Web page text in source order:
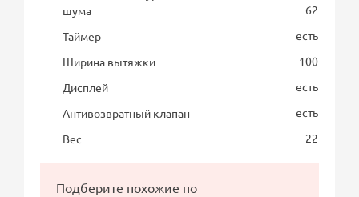
шума
62
Таймер
есть
Ширина вытяжки
100
Дисплей
есть
Антивозвратный клапан
есть
Вес
22
Подберите похожие по